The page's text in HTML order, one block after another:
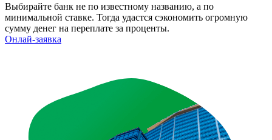
Выбирайте банк не по известному названию, а по
минимальной ставке. Тогда удастся сэкономить огромную
сумму денег на переплате за проценты.
Онлай-заявка